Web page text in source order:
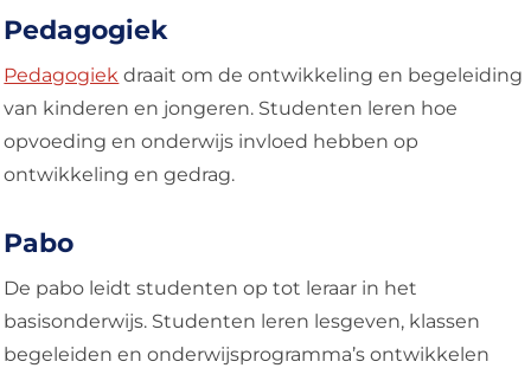
Pedagogiek
Pedagogiek draait om de ontwikkeling en begeleiding
van kinderen en jongeren. Studenten leren hoe
opvoeding en onderwijs invloed hebben op
ontwikkeling en gedrag.
Pabo
De pabo leidt studenten op tot leraar in het
basisonderwijs. Studenten leren lesgeven, klassen
begeleiden en onderwijsprogramma’s ontwikkelen